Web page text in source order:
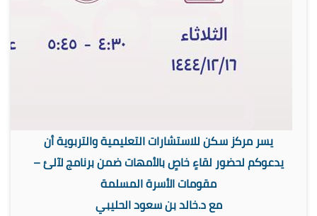
يسر مركز سكن للاستشارات التعليمية والتربوية أن
يدعوكم لحضور لقاءٍ خاصٍ بالأمهات ضمن برنامج لآلئ –
مقومات الأسرة المسلمة
مع د.خالد بن سعود الحليبي